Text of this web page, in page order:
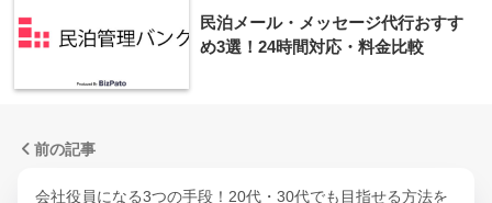
民泊メール・メッセージ代行おすす
め3選！24時間対応・料金比較
前の記事
会社役員になる3つの手段！20代・30代でも目指せる方法を